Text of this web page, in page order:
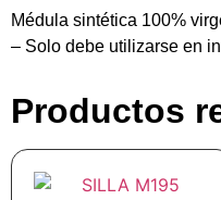
Médula sintética 100%
– Solo debe utilizarse en
Productos